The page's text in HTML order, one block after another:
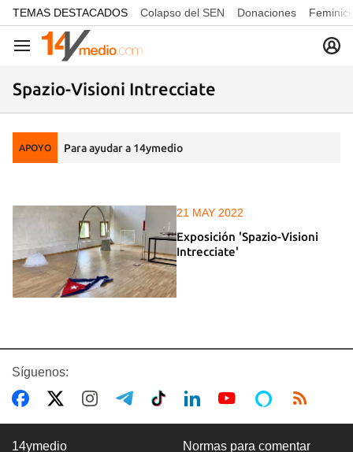
common.go-to-content
TEMAS DESTACADOS Colapso del SEN Donaciones
Navegación
Spazio-Visioni Intrecciate
APOYO Para ayudar a 14ymedio
21 MAY 2022
Exposición 'Spazio-Visioni
Intrecciate'
Síguenos:
14ymedio Normas para comentar